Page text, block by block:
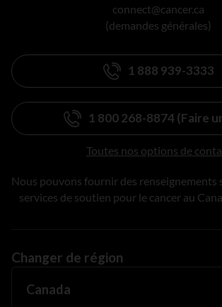
connect@cancer.ca
(demandes générales)
1 888 939-3333
1 800 268-8874 (Faire
Toutes nos options de
Nous pouvons fournir des renseignements
services de soutien pour le cancer au
Changer de région